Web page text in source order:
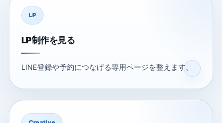
LP
LP制作を見る
LINE登録や予約につなげる専用ページを整えます。